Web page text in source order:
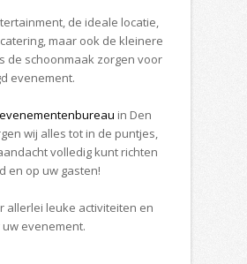
de ideale locatie,
maar ook de kleinere
de schoonmaak zorgen voor
evenement.
evenementenbureau in Den
wij alles tot in de puntjes,
volledig kunt richten
en op uw gasten!
allerlei leuke activiteiten en
evenement.